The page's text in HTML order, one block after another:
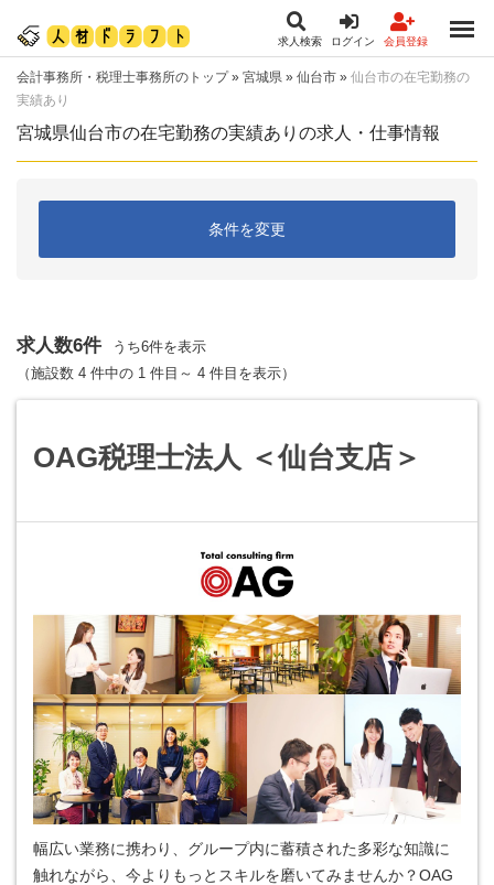
求人検索 ログイン 会員登録
会計事務所・税理士事務所のトップ» 宮城県 » 仙台市 » 仙台市の在宅勤務の
実績あり
宮城県仙台市の在宅勤務の実績ありの求人・仕事情報
条件を変更
求人数6件
うち6件を表示
（施設数 4 件中の 1 件目～ 4 件目を表示）
OAG税理士法人 ＜仙台支店＞
幅広い業務に携わり、グループ内に蓄積された多彩な知識に
触れながら、今よりもっとスキルを磨いてみませんか？OAG